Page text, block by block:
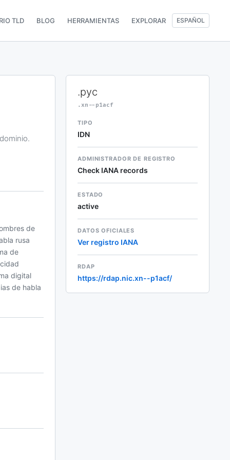
TLD BLOG HERRAMIENTAS EXPLORAR ESPAÑOL
de
rusa
de
digital
de habla
.рус
.xn--p1acf
TIPO
IDN
ADMINISTRADOR DE REGISTRO
Check IANA records
ESTADO
active
DATOS OFICIALES
Ver registro IANA
RDAP
https://rdap.nic.xn--p1acf/